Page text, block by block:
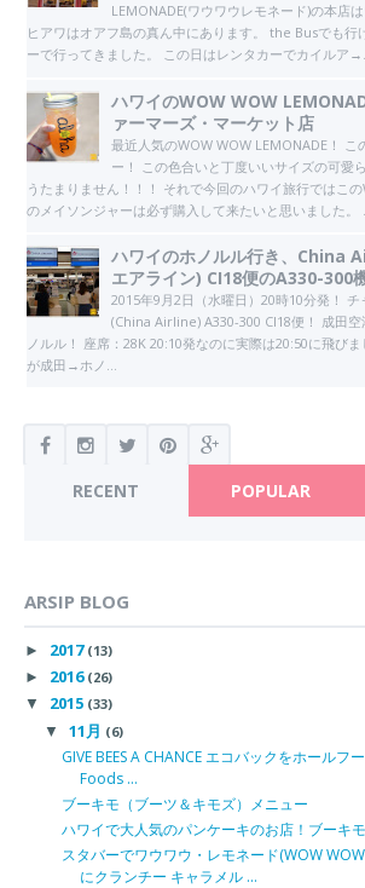
LEMONADE(ワウワウレモネード)の本店
ヒアワはオアフ島の真ん中にあります。 the Busでも行
ーで行ってきました。 この日はレンタカーでカイルア
ハワイのWOW WOW
ァーマーズ・マーケット店
最近人気のWOW WOW LEMONADE！ こ
ー！ この色合いと丁度いいサイズの可愛
うたまりません！！！ それで今回のハワイ旅行ではこ
のメイソンジャーは必ず購入して来たいと思いました。 ...
ハワイのホノルル行き、China
エアライン) CI18便のA330-300
2015年9月2日（水曜日）20時10分発！
(China Airline) A330-300 CI18便！ 成
ノルル！ 座席：28K 20:10発なのに実際は20:50に飛び
が成田→ホノ...
RECENT POPULAR
ARSIP BLOG
► 2017 (13)
► 2016 (26)
▼
2015 (33)
▼
11月 (6)
GIVE BEES A CHANCE エコバックをホールフ
Foods ...
ブーキモ（ブーツ＆キモズ）メニュー
ハワイで大人気のパンケーキのお店！ブーキ
スタバーでワウワウ・レモネード(WOW
にクランチー キャラメル ...